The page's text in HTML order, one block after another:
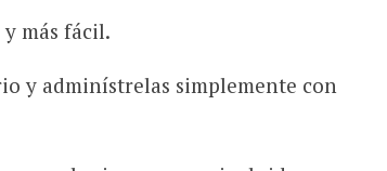
más fácil.
y adminístrelas simplemente con